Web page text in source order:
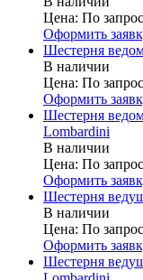
Цена: По
Оформить
Шестерня
В наличии
Цена: По
Оформить
Шестерня
Lombardini
В наличии
Цена: По
Оформить
Шестерня
В наличии
Цена: По
Оформить
Шестерня